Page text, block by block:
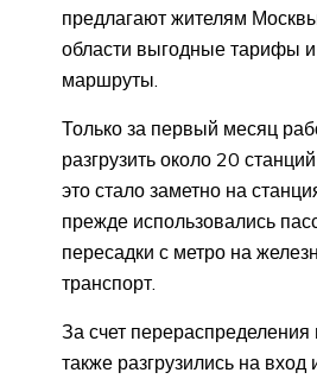
предлагают жителям
области выгодные тарифы
маршруты.
Только за первый месяц
разгрузить около 20
это стало заметно на
прежде использовались
пересадки с метро на
транспорт.
За счет перераспределения
также разгрузились на вход